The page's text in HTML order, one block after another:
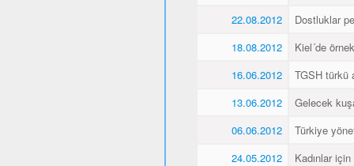
22.08.2012
Dostluklar
18.08.2012
Kiel´de
16.06.2012
TGSH türkü
13.06.2012
Gelecek
06.06.2012
Türkiye
24.05.2012
Kadınlar